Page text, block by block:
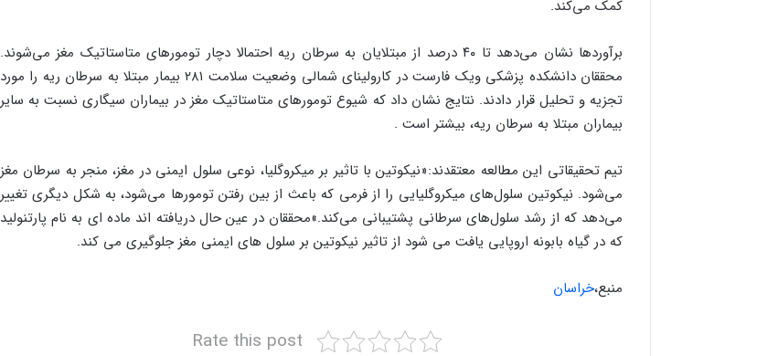
کمک می‌کند.
برآوردها نشان می‌دهد تا ۴۰ درصد از مبتلایان به سرطان ریه احتمالا دچار تومورهای متاستاتیک مغز می‌شوند.
محققان دانشکده پزشکی ویک فارست در کارولینای شمالی وضعیت سلامت ۲۸۱ بیمار مبتلا به سرطان ریه را مورد
تجزیه و تحلیل قرار دادند. نتایج نشان داد که شیوع تومورهای متاستاتیک مغز در بیماران سیگاری نسبت به سایر
بیماران مبتلا به سرطان ریه، بیشتر است .
تیم تحقیقاتی این مطالعه معتقدند:«نیکوتین با تاثیر بر میکروگلیا، نوعی سلول ایمنی در مغز، منجر به سرطان مغز
می‌شود. نیکوتین سلول‌های میکروگلیایی را از فرمی که باعث از بین رفتن تومورها می‌شود، به شکل دیگری تغییر
می‌دهد که از رشد سلول‌های سرطانی پشتیبانی می‌کند.»محققان در عین حال دریافته اند ماده ای به نام پارتنولید
که در گیاه بابونه اروپایی یافت می شود از تاثیر نیکوتین بر سلول های ایمنی مغز جلوگیری می کند.
منبع،خراسان
Rate this post